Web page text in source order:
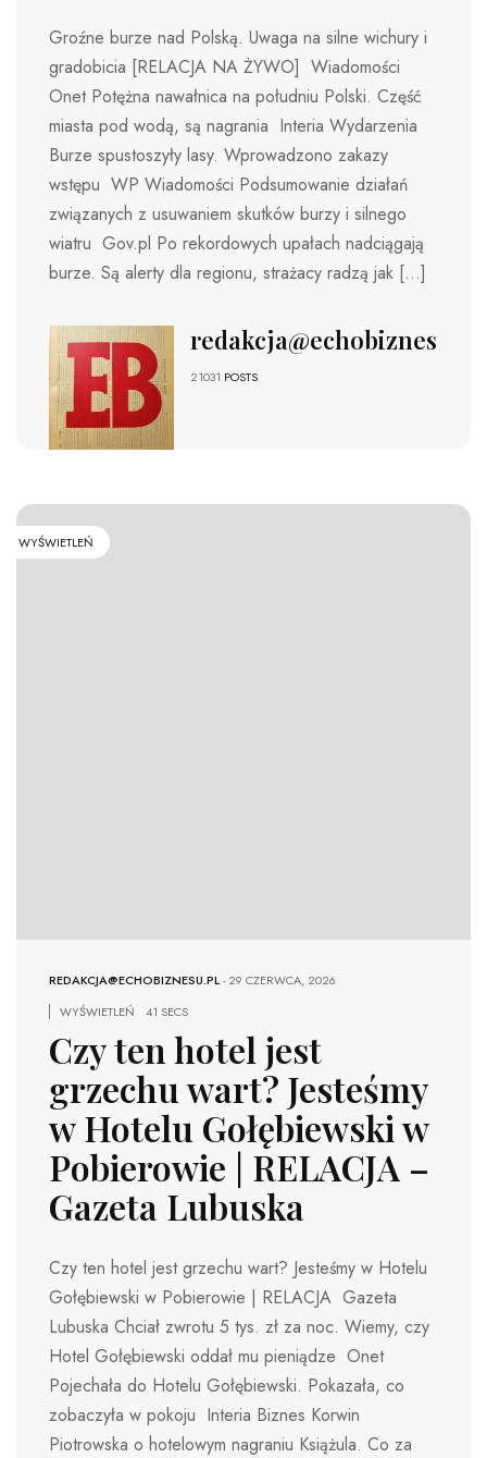
Groźne burze nad Polską. Uwaga na silne wichury i
gradobicia [RELACJA NA ŻYWO] Wiadomości
Onet Potężna nawałnica na południu Polski. Część
miasta pod wodą, są nagrania Interia Wydarzenia
Burze spustoszyły lasy. Wprowadzono zakazy
wstępu WP Wiadomości Podsumowanie działań
związanych z usuwaniem skutków burzy i silnego
wiatru Gov.pl Po rekordowych upałach nadciągają
burze. Są alerty dla regionu, strażacy radzą jak […]
redakcja@echobiznesu.pl
21031 POSTS
WYŚWIETLEŃ
REDAKCJA@ECHOBIZNESU.PL-29 CZERWCA, 2026
WYŚWIETLEŃ
41 SECS
Czy ten hotel jest
grzechu wart? Jesteśmy
w Hotelu Gołębiewski w
Pobierowie | RELACJA –
Gazeta Lubuska
Czy ten hotel jest grzechu wart? Jesteśmy w Hotelu
Gołębiewski w Pobierowie | RELACJA Gazeta
Lubuska Chciał zwrotu 5 tys. zł za noc. Wiemy, czy
Hotel Gołębiewski oddał mu pieniądze Onet
Pojechała do Hotelu Gołębiewski. Pokazała, co
zobaczyła w pokoju Interia Biznes Korwin
Piotrowska o hotelowym nagraniu Książula. Co za